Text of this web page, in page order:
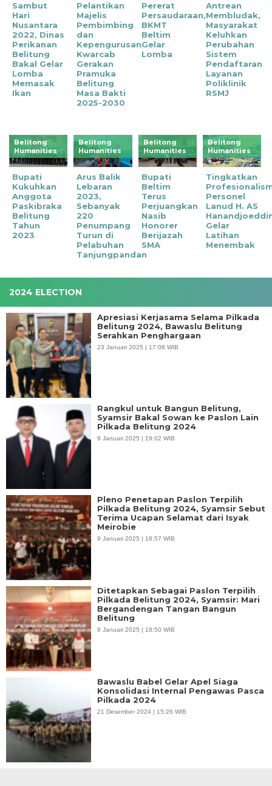
Sambut
Hari
Nusantara
2022, Dinas
Perikanan
Belitung
Bakal Gelar
Lomba
Memasak
Ikan
Pelantikan
Majelis
Pembimbing
dan
Kepengurusan
Kwarcab
Gerakan
Pramuka
Belitung
Masa Bakti
2025-2030
Pererat
Persaudaraan,
BKMT
Beltim
Gelar
Lomba
Antrean
Membludak,
Masyarakat
Keluhkan
Perubahan
Sistem
Pendaftaran
Layanan
Poliklinik
RSMJ
Belitong
Humanities
Bupati
Kukuhkan
Anggota
Paskibraka
Belitung
Tahun
2023
Belitong
Humanities
Arus Balik
Lebaran
2023,
Sebanyak
220
Penumpang
Turun di
Pelabuhan
Tanjungpandan
Belitong
Humanities
Bupati
Beltim
Terus
Perjuangkan
Nasib
Honorer
Berijazah
SMA
Belitong
Humanities
Tingkatkan
Personel
Lanud H. AS
Gelar
Latihan
Menembak
2024 ELECTION
Apresiasi Kerjasama Selama Pilkada
Belitung 2024, Bawaslu Belitung
Serahkan Penghargaan
23 Januari 2025 | 17:08 WIB
Rangkul untuk Bangun Belitung,
Syamsir Bakal Sowan ke Paslon Lain
Pilkada Belitung 2024
9 Januari 2025 | 19:02 WIB
Pleno Penetapan Paslon Terpilih
Pilkada Belitung 2024, Syamsir Sebut
Terima Ucapan Selamat dari Isyak
Meirobie
9 Januari 2025 | 18:57 WIB
Ditetapkan Sebagai Paslon Terpilih
Pilkada Belitung 2024, Syamsir: Mari
Bergandengan Tangan Bangun
Belitung
9 Januari 2025 | 18:50 WIB
Bawaslu Babel Gelar Apel Siaga
Konsolidasi Internal Pengawas Pasca
Pilkada 2024
21 Desember 2024 | 15:26 WIB